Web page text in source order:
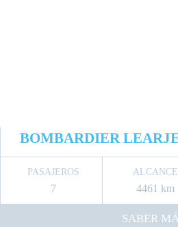
BOMBARDIER
PASAJEROS
7
ALCANCE
4461 km
SABER